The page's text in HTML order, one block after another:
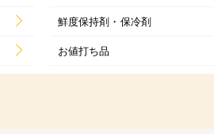
鮮度保持剤・保冷剤
お値打ち品